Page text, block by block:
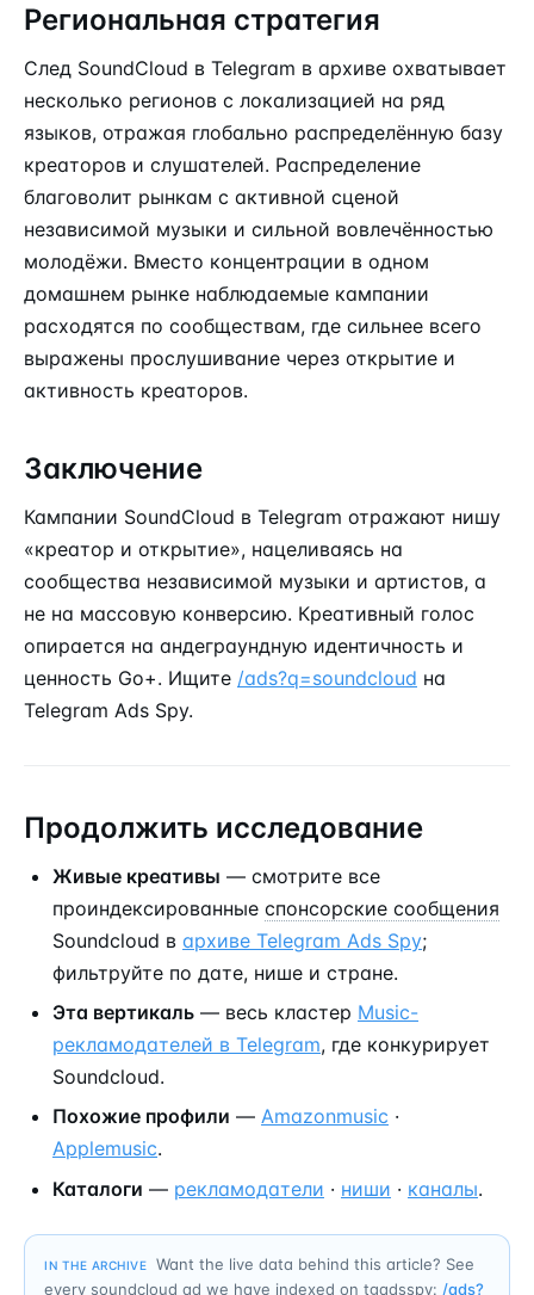
Региональная стратегия
След SoundCloud в Telegram в архиве охватывает
несколько регионов с локализацией на ряд
языков, отражая глобально распределённую базу
креаторов и слушателей. Распределение
благоволит рынкам с активной сценой
независимой музыки и сильной вовлечённостью
молодёжи. Вместо концентрации в одном
домашнем рынке наблюдаемые кампании
расходятся по сообществам, где сильнее всего
выражены прослушивание через открытие и
активность креаторов.
Заключение
Кампании SoundCloud в Telegram отражают нишу
«креатор и открытие», нацеливаясь на
сообщества независимой музыки и артистов, а
не на массовую конверсию. Креативный голос
опирается на андеграундную идентичность и
ценность Go+. Ищите /ads?q=soundcloud на
Telegram Ads Spy.
Продолжить исследование
Живые креативы — смотрите все
проиндексированные спонсорские сообщения
Soundcloud в архиве Telegram Ads Spy;
фильтруйте по дате, нише и стране.
Эта вертикаль — весь кластер Music-
рекламодателей в Telegram, где конкурирует
Soundcloud.
Похожие профили — Amazonmusic ·
Applemusic.
Каталоги — рекламодатели · ниши · каналы.
IN THE ARCHIVE
Want the live data behind this article? See
every soundcloud ad we have indexed on tgadsspy: /ads?